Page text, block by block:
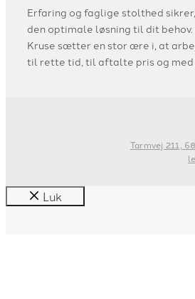
Erfaring og faglige stolthed
den optimale løsning til dit
Kruse sætter en stor ære i, at
til rette tid, til aftalte pris og med
Tarmvej 211,
Luk